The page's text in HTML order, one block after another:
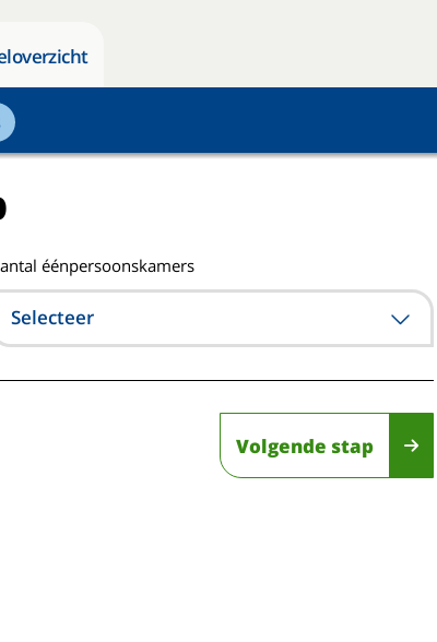
éénpersoonskamers
Selecteer
Volgende stap